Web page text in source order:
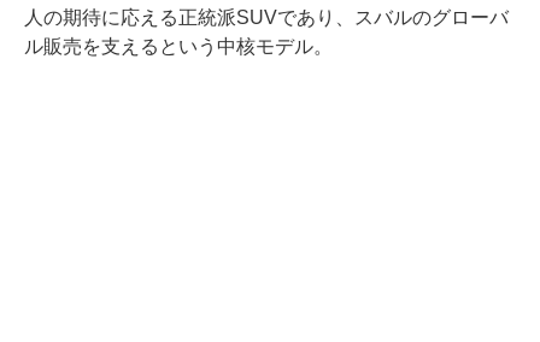
人の期待に応える正統派SUVであり、スバルのグローバ
ル販売を支えるという中核モデル。